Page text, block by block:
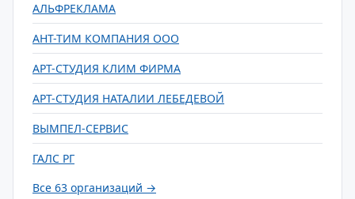
АЛЬФРЕКЛАМА
АНТ-ТИМ КОМПАНИЯ ООО
АРТ-СТУДИЯ КЛИМ ФИРМА
АРТ-СТУДИЯ НАТАЛИИ ЛЕБЕДЕВОЙ
ВЫМПЕЛ-СЕРВИС
ГАЛС РГ
Все 63 организаций →